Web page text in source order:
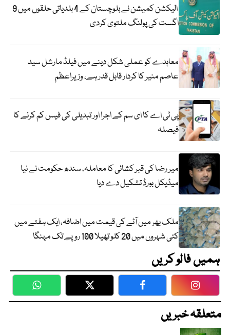
الیکشن کمیشن نے بلوچستان کے 4 بلدیاتی حلقوں میں 9
اگست کی پولنگ ملتوی کردی
معاہدے کو عملی شکل دینے میں فیلڈ مارشل سید
عاصم منیر کا کردار قابل قدر ہے، وزیراعظم
پی ٹی اے کا ای سم کے اجرا اور تبدیلی کی فیس کم کرنے کا
فیصلہ
میر رضا کی قبر کشائی کا معاملہ، سندھ حکومت نے نیا
میڈیکل بورڈ تشکیل دے دیا
ملک بھر میں آٹے کی قیمت میں اضافہ، ایک ہفتے میں
کئی شہروں میں 20 کلو تھیلا 100 روپے تک مہنگا
ہمیں فالو کریں
WhatsApp Twitter Facebook
متعلقہ خبریں